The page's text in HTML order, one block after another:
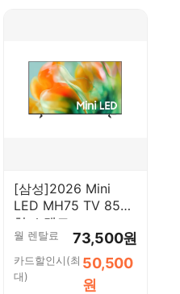
[삼성]2026 Mini
LED MH75 TV 85인
치 스탠드
(KU85MH75AFXKR_ST)
월 렌탈료 73,500원
카드할인시(최
대)
50,500
원